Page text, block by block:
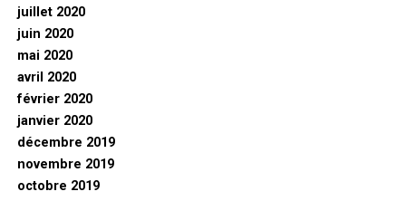
juillet 2020
juin 2020
mai 2020
avril 2020
février 2020
janvier 2020
décembre 2019
novembre 2019
octobre 2019